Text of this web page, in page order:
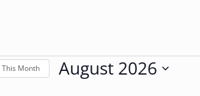
This Month August 2026